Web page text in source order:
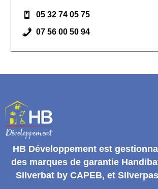
05 32 74 05 75
07 56 00 50 94
HB Développement est
des marques de garantie
Silverbat by CAPEB, et